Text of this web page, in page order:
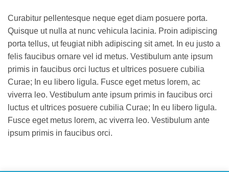
Curabitur pellentesque neque eget diam posuere porta.
Quisque ut nulla at nunc vehicula lacinia. Proin adipiscing
porta tellus, ut feugiat nibh adipiscing sit amet. In eu justo a
felis faucibus ornare vel id metus. Vestibulum ante ipsum
primis in faucibus orci luctus et ultrices posuere cubilia
Curae; In eu libero ligula. Fusce eget metus lorem, ac
viverra leo. Vestibulum ante ipsum primis in faucibus orci
luctus et ultrices posuere cubilia Curae; In eu libero ligula.
Fusce eget metus lorem, ac viverra leo. Vestibulum ante
ipsum primis in faucibus orci.